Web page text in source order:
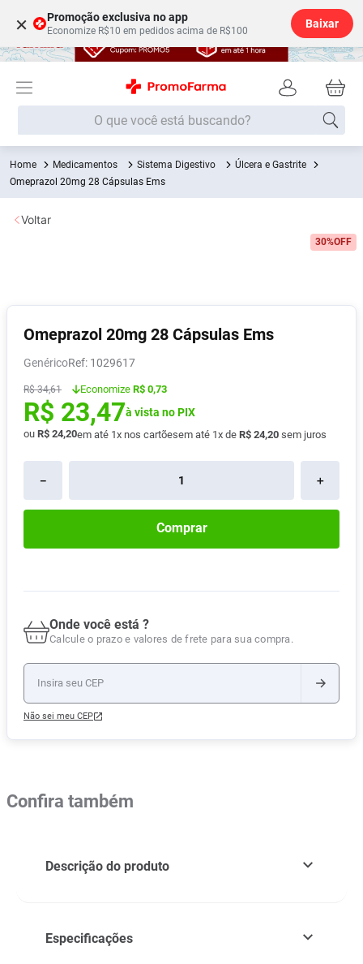
× Promoção exclusiva no app
Economize R$10 em pedidos acima de R$100
Baixar
O que você está buscando?
Medicamentos Sistema Digestivo
Úlcera e Gastrite
Omeprazol 20mg 28 Cápsulas Ems
30%OFF
Omeprazol 20mg 28 Cápsulas Ems
Genérico : 1029617
R$ 34,61 Economize R$ 0,73
R$ 23,47à vista no PIX
ou R$ 24,20em até 1x nos cartõesem até 1x de R$ 24,20 sem juros
＋
－
Comprar
Onde você está ?
Calcule o prazo e valores de frete para sua compra.
Não sei meu CEP
Voltar
Confira também
Descrição do produto
Especificações
Termos mais buscados
1º Fralda
2
5º Fralda G
6º Shampoo
7º Desodorante
8º Absorvente
9 Vitamina D
10º Lavitan